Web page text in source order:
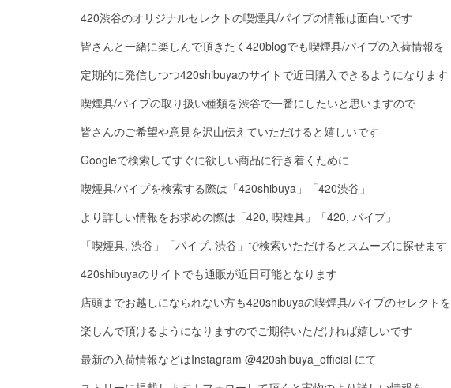
420渋谷のオリジナルセレクトの喫煙具/パイプの情報は面白いです
皆さんと一緒に楽しんで頂きたく420blogでも喫煙具/パイプの入荷情報を
定期的に発信しつつ420shibuyaのサイトで近日購入できるようになります
喫煙具/パイプの取り扱い種類を渋谷で一番にしたいと思いますので
皆さんのご希望や意見を沢山伝えていただけると嬉しいです
Googleで検索してすぐに欲しい商品に行き着くために
喫煙具/パイプを検索する際は「420shibuya」「420渋谷」
より詳しい情報をお求めの際は「420, 喫煙具」「420, パイプ」
「喫煙具, 渋谷」「パイプ, 渋谷」で検索いただけるとスムーズに探せます
420shibuyaのサイトでも通販が近日可能となります
店頭までお越しになられない方も420shibuyaの喫煙具/パイプのセレクトを
楽しんで頂けるようになりますのでご期待いただければ嬉しいです
最新の入荷情報などはInstagram @420shibuya_official にて